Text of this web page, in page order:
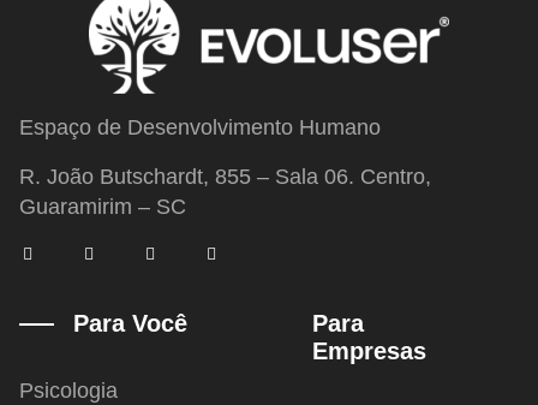
Espaço de Desenvolvimento Humano
R. João Butschardt, 855 – Sala 06. Centro,
Guaramirim – SC
F
a
-
T
w
t
e
I
n
a
g
Y
o
Para Você
Psicologia
Para
Empresas